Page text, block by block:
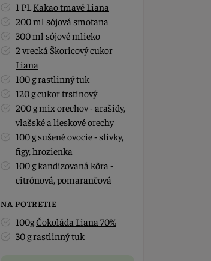
1 PL Kakao tmavé Liana
200 ml sójová smotana
300 ml sójové mlieko
2 vrecká Škoricový cukor
Liana
100 g rastlinný tuk
120 g cukor trstinový
200 g mix orechov - arašidy,
vlašské a lieskové orechy
100 g sušené ovocie - slivky,
figy, hrozienka
100 g kandizovaná kôra -
citrónová, pomarančová
NA POTRETIE
100gČokoláda Liana 70%
30 g rastlinný tuk